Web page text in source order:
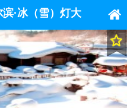
滨·冰（雪）灯大
虎寨·冬捕·大雪
尔加庄园＞赠送
包3000元